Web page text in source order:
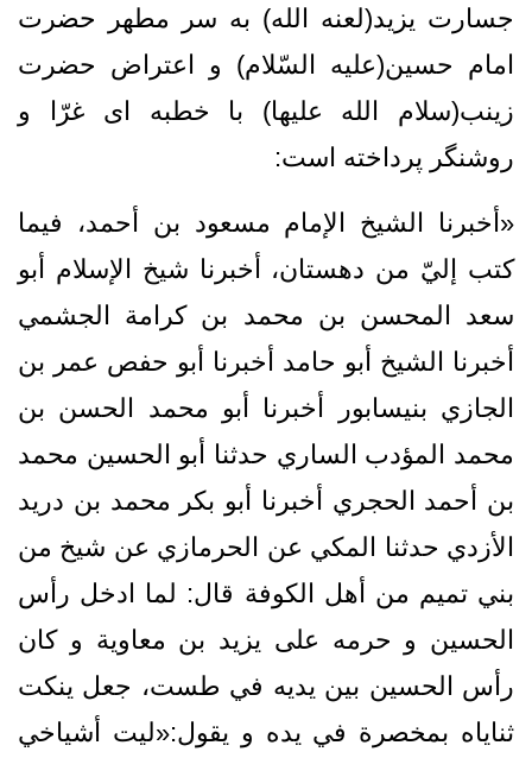
جسارت یزید(لعنه الله) به سر مطهر حضرت
امام حسین(علیه السّلام) و اعتراض حضرت
زینب(سلام الله علیها) با خطبه ای غرّا و
روشنگر پرداخته است:
«أخبرنا الشيخ الإمام مسعود بن أحمد، فيما
كتب إليّ‌ من دهستان، أخبرنا شيخ الإسلام أبو
سعد المحسن بن محمد بن كرامة الجشمي
أخبرنا الشيخ أبو حامد أخبرنا أبو حفص عمر بن
الجازي بنيسابور أخبرنا أبو محمد الحسن بن
محمد المؤدب الساري حدثنا أبو الحسين محمد
بن أحمد الحجري أخبرنا أبو بكر محمد بن دريد
الأزدي حدثنا المكي عن الحرمازي عن شيخ من
بني تميم من أهل الكوفة قال: لما ادخل رأس
الحسين و حرمه على يزيد بن معاوية و كان
رأس الحسين بين يديه في طست، جعل ينكت
ثناياه بمخصرة في يده و يقول:«ليت أشياخي